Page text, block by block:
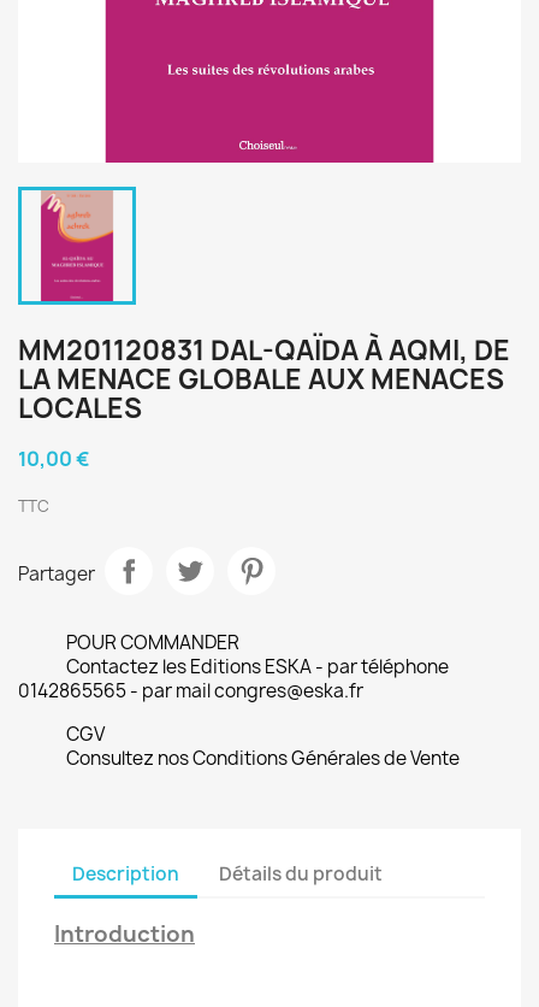
MM201120831 DAL-QAÏDA À AQMI, DE
LA MENACE GLOBALE AUX MENACES
LOCALES
10,00 €
TTC
Partager
POUR COMMANDER
Contactez les Editions ESKA - par téléphone
0142865565 - par mail congres@eska.fr
CGV
Consultez nos Conditions Générales de Vente
Description Détails du produit
Introduction